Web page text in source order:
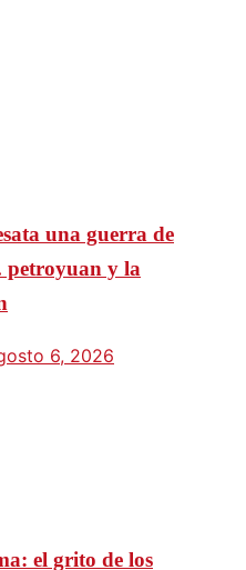
una guerra de
petroyuan y la
6, 2026
el grito de los